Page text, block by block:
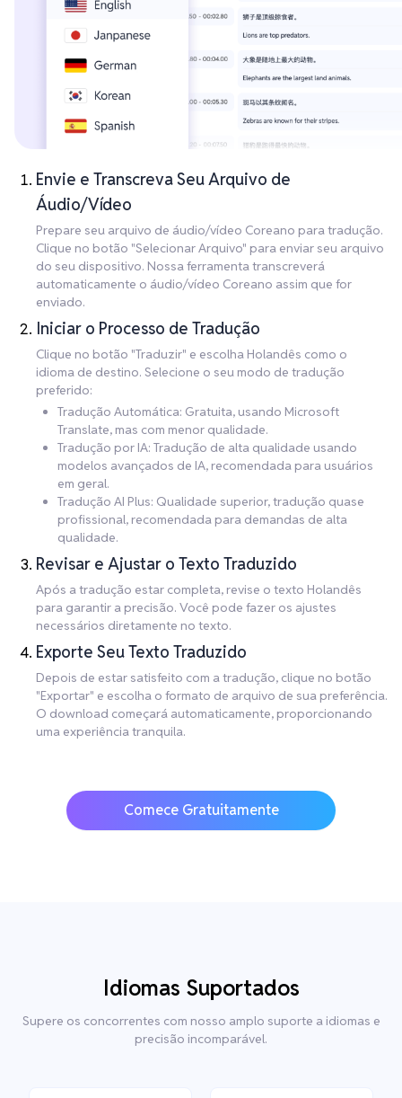
Envie e Transcreva Seu Arquivo de
Áudio/Vídeo
Prepare seu arquivo de áudio/vídeo Coreano para tradução.
Clique no botão "Selecionar Arquivo" para enviar seu arquivo
do seu dispositivo. Nossa ferramenta transcreverá
automaticamente o áudio/vídeo Coreano assim que for
enviado.
Iniciar o Processo de Tradução
Clique no botão "Traduzir" e escolha Holandês como o
idioma de destino. Selecione o seu modo de tradução
preferido:
Tradução Automática: Gratuita, usando Microsoft
Translate, mas com menor qualidade.
Tradução por IA: Tradução de alta qualidade usando
modelos avançados de IA, recomendada para usuários
em geral.
Tradução AI Plus: Qualidade superior, tradução quase
profissional, recomendada para demandas de alta
qualidade.
Revisar e Ajustar o Texto Traduzido
Após a tradução estar completa, revise o texto Holandês
para garantir a precisão. Você pode fazer os ajustes
necessários diretamente no texto.
Exporte Seu Texto Traduzido
Depois de estar satisfeito com a tradução, clique no botão
"Exportar" e escolha o formato de arquivo de sua preferência.
O download começará automaticamente, proporcionando
uma experiência tranquila.
Comece Gratuitamente
Idiomas Suportados
Supere os concorrentes com nosso amplo suporte a idiomas e
precisão incomparável.